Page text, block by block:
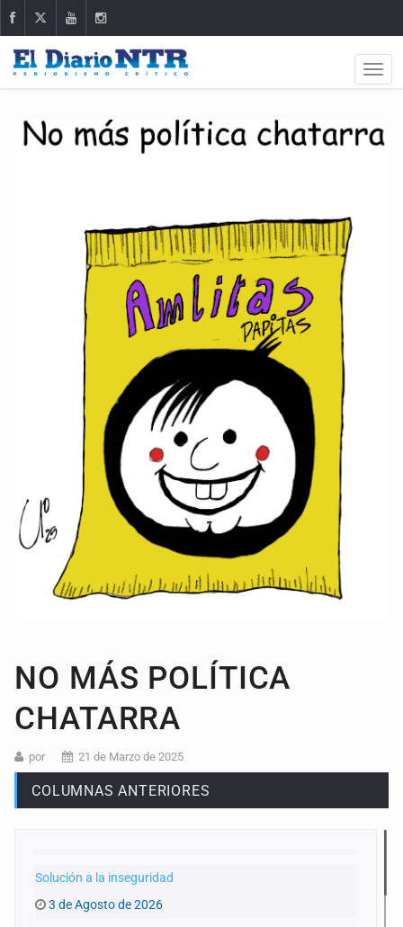
NO MÁS POLÍTICA
CHATARRA
por 21 de Marzo de 2025
COLUMNAS ANTERIORES
Solución a la inseguridad
3 de Agosto de 2026